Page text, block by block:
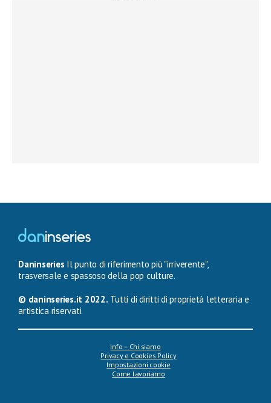
Daninseries Il punto di riferimento più "irriverente",
trasversale e spassoso della pop culture.
© daninseries.it 2022. Tutti di diritti di proprietà letteraria e
artistica riservati.
Info – Chi siamo
Privacy e Cookies Policy
Impostazioni cookie
Come lavoriamo